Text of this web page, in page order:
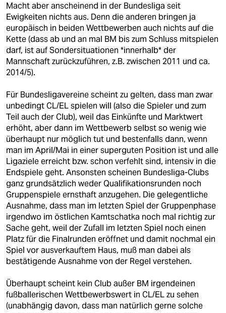
Macht aber anscheinend in der Bundesliga seit
Ewigkeiten nichts aus. Denn die anderen bringen ja
europäisch in beiden Wettbewerben auch nichts auf die
Kette (dass ab und an mal BM bis zum Schluss mitspielen
darf, ist auf Sondersituationen *innerhalb* der
Mannschaft zurückzuführen, z.B. zwischen 2011 und ca.
2014/5).
Für Bundesligavereine scheint zu gelten, dass man zwar
unbedingt CL/EL spielen will (also die Spieler und zum
Teil auch der Club), weil das Einkünfte und Marktwert
erhöht, aber dann im Wettbewerb selbst so wenig wie
überhaupt nur möglich tut und bestenfalls dann, wenn
man im April/Mai in einer superguten Position ist und alle
Ligaziele erreicht bzw. schon verfehlt sind, intensiv in die
Endspiele geht. Ansonsten scheinen Bundesliga-Clubs
ganz grundsätzlich weder Qualifikationsrunden noch
Gruppenspiele ernsthaft anzugehen. Die gelegentliche
Ausnahme, dass man im letzten Spiel der Gruppenphase
irgendwo im östlichen Kamtschatka noch mal richtig zur
Sache geht, weil der Zufall im letzten Spiel noch einen
Platz für die Finalrunden eröffnet und damit nochmal ein
Spiel vor ausverkauftem Haus, muß man dabei als
bestätigende Ausnahme von der Regel verstehen.
Überhaupt scheint kein Club außer BM irgendeinen
fußballerischen Wettbewerbswert in CL/EL zu sehen
(unabhängig davon, dass man natürlich gerne solche